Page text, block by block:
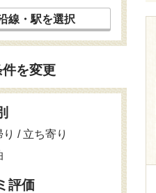
線・駅を選択
を変更
り / 立ち寄り
評価